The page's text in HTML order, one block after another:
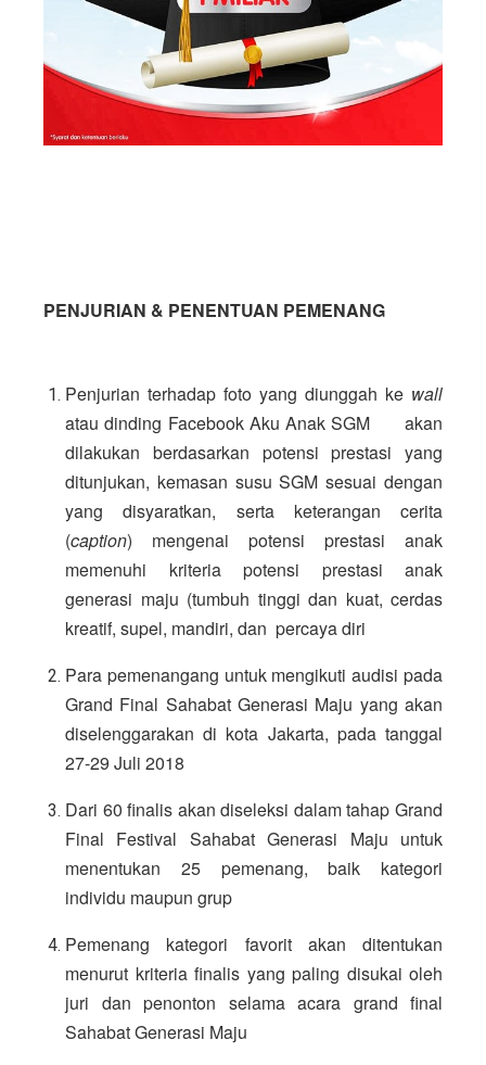
PENJURIAN & PENENTUAN PEMENANG
Penjurian terhadap foto yang diunggah ke
atau dinding Facebook Aku Anak SGM      akan
dilakukan berdasarkan potensi prestasi yang
ditunjukan, kemasan susu SGM sesuai dengan
yang disyaratkan, serta keterangan cerita
(caption) mengenai potensi prestasi anak
memenuhi kriteria potensi prestasi anak
generasi maju (tumbuh tinggi dan kuat, cerdas
kreatif, supel, mandiri, dan  percaya diri
Para pemenangang untuk mengikuti audisi pada
Grand Final Sahabat Generasi Maju yang akan
diselenggarakan di kota Jakarta, pada tanggal
27-29 Juli 2018
Dari 60 finalis akan diseleksi dalam tahap Grand
Final Festival Sahabat Generasi Maju untuk
menentukan 25 pemenang, baik kategori
individu maupun grup
Pemenang kategori favorit akan ditentukan
menurut kriteria finalis yang paling disukai oleh
juri dan penonton selama acara grand final
Sahabat Generasi Maju